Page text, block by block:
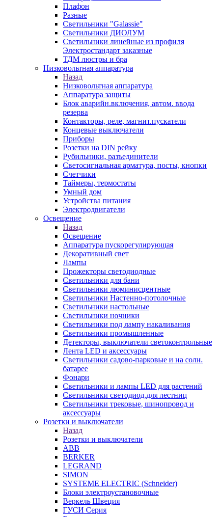
Плафон
Разные
Светильники "Galassie"
Светильники ДИОЛУМ
Светильники линейные из профиля
Электростандарт заказные
ТДМ люстры и бра
Низковольтная аппаратура
Назад
Низковольтная аппаратура
Аппаратура защиты
Блок аварийн.включения, автом. ввода
резерва
Контакторы, реле, магнит.пускатели
Концевые выключатели
Приборы
Розетки на DIN рейку
Рубильники, разъединители
Светосигнальная арматура, посты, кнопки
Счетчики
Таймеры, термостаты
Умный дом
Устройства питания
Электродвигатели
Освещение
Назад
Освещение
Аппаратура пускорегулирующая
Декоративный свет
Лампы
Прожекторы светодиодные
Светильники для бани
Светильники люминисцентные
Светильники Настенно-потолочные
Светильники настольные
Светильники ночники
Светильники под лампу накаливания
Светильники промышленные
Детекторы, выключатели светоконтрольные
Лента LED и аксессуары
Светильники садово-парковые и на солн.
батарее
Фонари
Светильники и лампы LED для растений
Светильники светодиод.для лестниц
Светильники трековые, шинопровод и
аксессуары
Розетки и выключатели
Назад
Розетки и выключатели
ABB
BERKER
LEGRAND
SIMON
SYSTEME ELECTRIC (Schneider)
Блоки электроустановочные
Веркель Швеция
ГУСИ Серия